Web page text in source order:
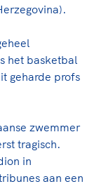
het basketbal
geharde profs
zwemmer
tragisch.
in
aan een